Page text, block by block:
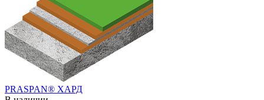
PRASPAN® ХАРД